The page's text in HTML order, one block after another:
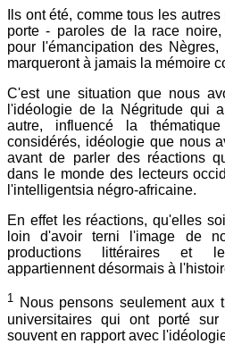
Ils ont été, comme tous les
porte - paroles de la race
pour l'émancipation des
marqueront à jamais la mémoire
C'est une situation que nous
l'idéologie de la Négritude qui
autre, influencé la
considérés, idéologie que nous
avant de parler des réactions
dans le monde des lecteurs
l'intelligentsia négro-africaine.
En effet les réactions, qu'elles
loin d'avoir terni l'image de
productions littéraires et
appartiennent désormais à
1 Nous pensons seulement aux
universitaires qui ont porté
souvent en rapport avec